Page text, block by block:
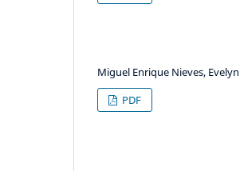
Miguel Enrique Nieves,
PDF